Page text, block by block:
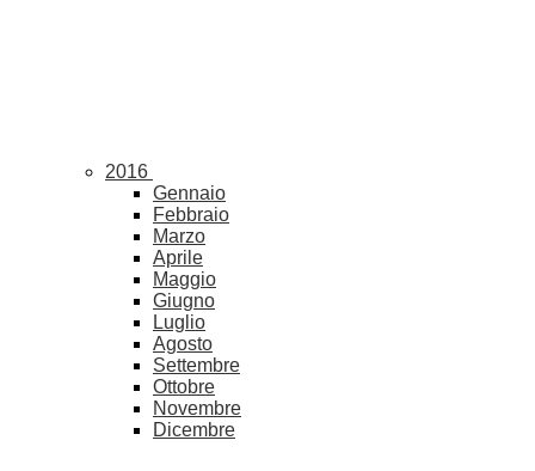
2016
Gennaio
Febbraio
Marzo
Aprile
Maggio
Giugno
Luglio
Agosto
Settembre
Ottobre
Novembre
Dicembre